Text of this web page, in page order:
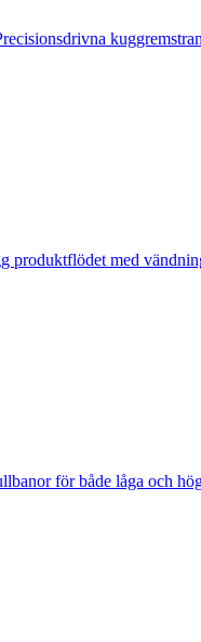
produktflödet med
för både låga och